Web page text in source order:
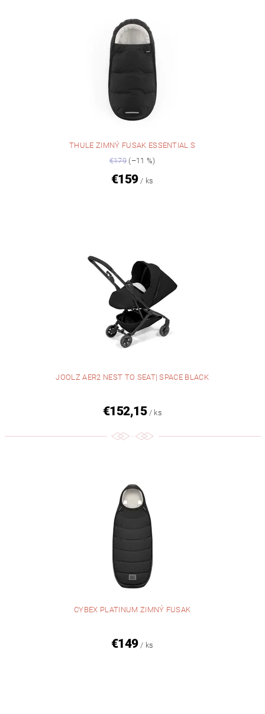
THULE ZIMNÝ FUSAK ESSENTIAL S
€179 (–11 %)
€159 / ks
JOOLZ AER2 NEST TO SEAT| SPACE BLACK
€152,15 / ks
CYBEX PLATINUM ZIMNÝ FUSAK
€149 / ks